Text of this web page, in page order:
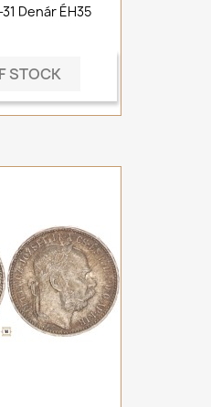
31 Denár ÉH35
STOCK